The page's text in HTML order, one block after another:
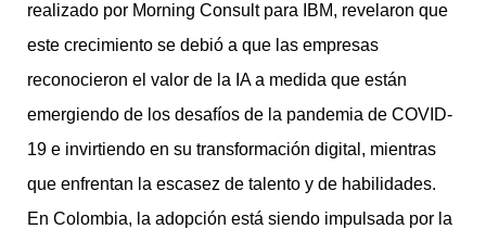
realizado por Morning Consult para IBM, revelaron que
este crecimiento se debió a que las empresas
reconocieron el valor de la IA a medida que están
emergiendo de los desafíos de la pandemia de COVID-
19 e invirtiendo en su transformación digital, mientras
que enfrentan la escasez de talento y de habilidades.
En Colombia, la adopción está siendo impulsada por la